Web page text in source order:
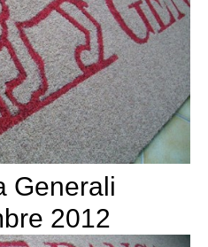
Generali
2012